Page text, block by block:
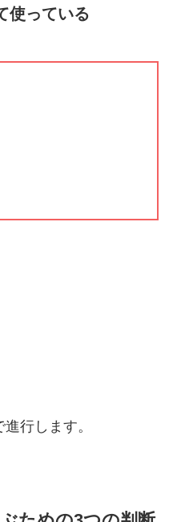
使っている
行します。